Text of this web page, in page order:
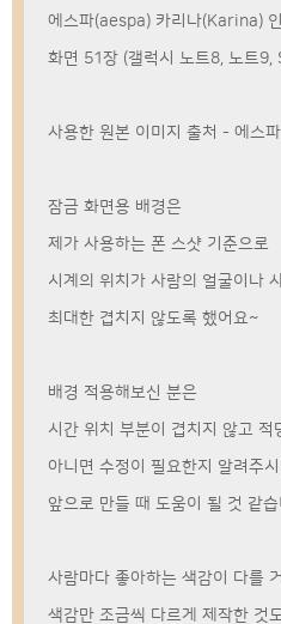
에스파(aespa) 카리나(Karina)
화면 51장 (갤럭시 노트8, 노트9,
사용한 원본 이미지 출처 - 에스
잠금 화면용 배경은
제가 사용하는 폰 스샷 기준으로
시계의 위치가 사람의 얼굴이나
최대한 겹치지 않도록 했어요~
배경 적용해보신 분은
시간 위치 부분이 겹치지 않고 적
아니면 수정이 필요한지 알려주시
앞으로 만들 때 도움이 될 것 같
사람마다 좋아하는 색감이 다를
색감만 조금씩 다르게 제작한 것